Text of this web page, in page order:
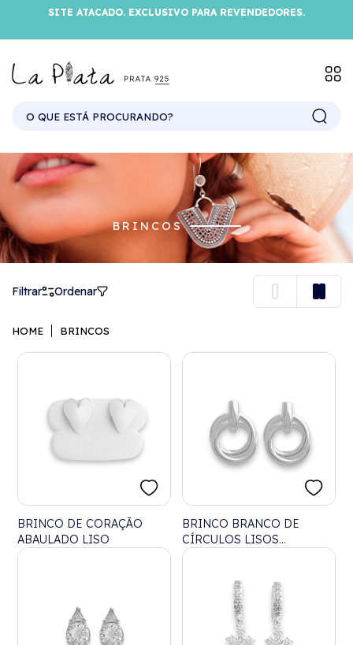
SITE ATACADO. EXCLUSIVO PARA REVENDEDORES.
BRINCOS
Filtrar Ordenar
HOME BRINCOS
BRINCO DE CORAÇÃO
ABAULADO LISO
BRINCO BRANCO DE
CÍRCULOS LISOS
ABAULADOS